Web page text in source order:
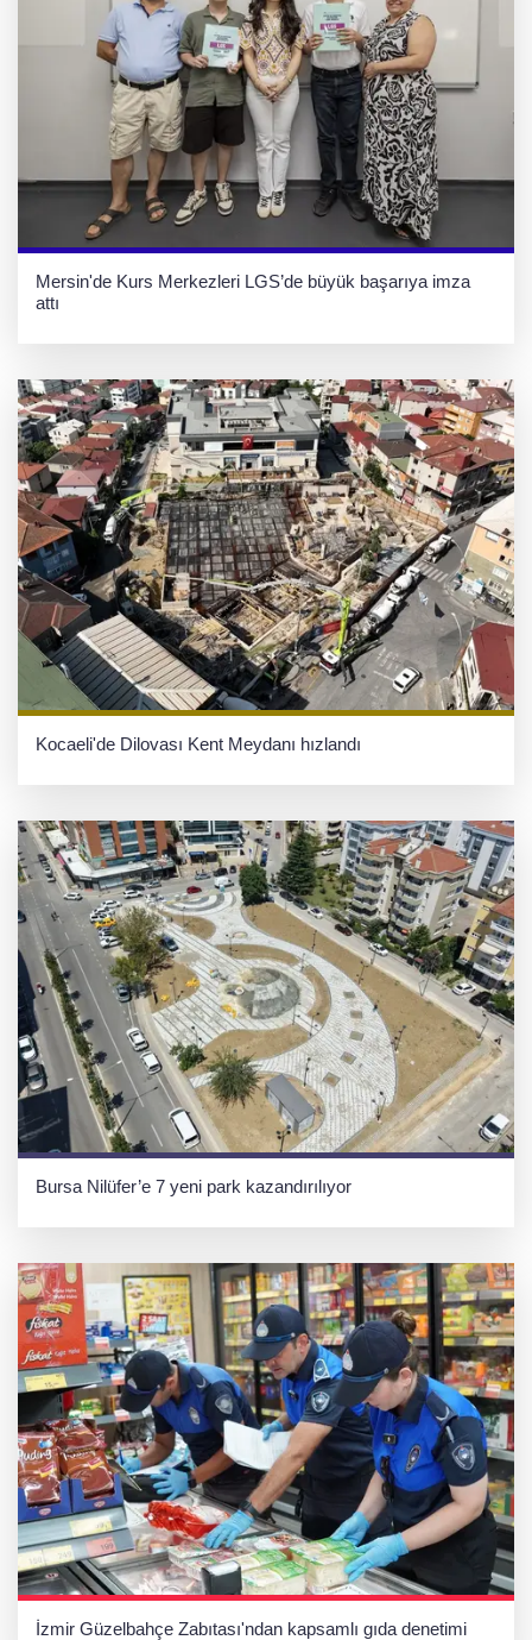
Mersin'de Kurs Merkezleri LGS’de büyük başarıya imza
attı
Kocaeli'de Dilovası Kent Meydanı hızlandı
Bursa Nilüfer’e 7 yeni park kazandırılıyor
İzmir Güzelbahçe Zabıtası'ndan kapsamlı gıda denetimi